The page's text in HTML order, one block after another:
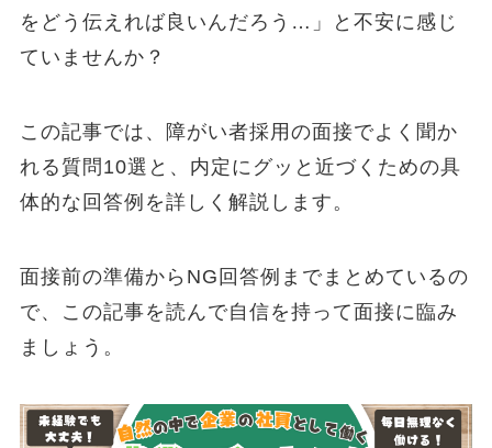
をどう伝えれば良いんだろう…」と不安に感じ
ていませんか？
この記事では、障がい者採用の面接でよく聞か
れる質問10選と、内定にグッと近づくための具
体的な回答例を詳しく解説します。
面接前の準備からNG回答例までまとめているの
で、この記事を読んで自信を持って面接に臨み
ましょう。